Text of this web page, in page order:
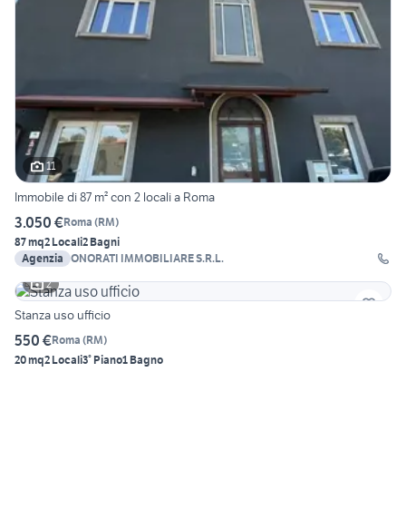
11
Immobile di 87 m² con 2 locali a Roma
3.050 €Roma (RM)
87 mq2 Locali2 Bagni
Agenzia ONORATI IMMOBILIARE S.R.L.
2
Stanza uso ufficio
550 €Roma (RM)
20 mq2 Locali3° Piano1 Bagno